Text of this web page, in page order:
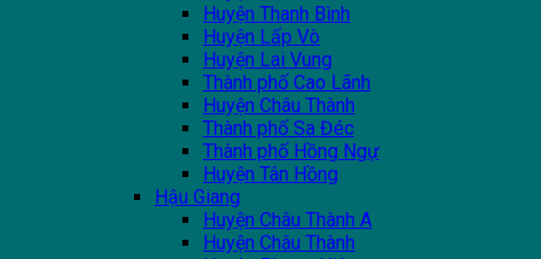
Huyện Thanh Bình
Huyện Lấp Vò
Huyện Lai Vung
Thành phố Cao Lãnh
Huyện Châu Thành
Thành phố Sa Đéc
Thành phố Hồng Ngự
Huyện Tân Hồng
Hậu Giang
Huyện Châu Thành A
Huyện Châu Thành